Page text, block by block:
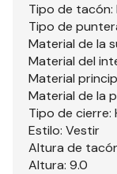
Tipo de tacón:
Tipo de
Material de la
Material del
Material
Material de la
Tipo de cierre:
Estilo: Vestir
Altura de
Altura: 9.0